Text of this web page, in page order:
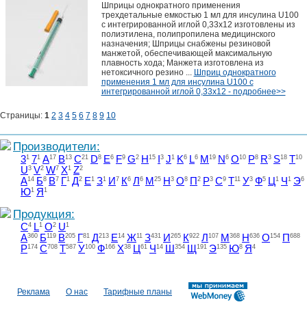
Шприцы однократного применения
трехдетальные емкостью 1 мл для инсулина U100
с интегрированной иглой 0,33х12 изготовлены из
полиэтилена, полипропилена медицинского
назначения; Шприцы снабжены резиновой
манжетой, обеспечивающей максимальную
плавность хода; Манжета изготовлена из
нетоксичного резино ... Шприц однократного
применения 1 мл для инсулина U100 с
интегрированной иглой 0,33х12 - подробнее>>
Страницы: 1 2 3 4 5 6 7 8 9 10
Производители:
31 71 A17 B13 C21 D8 E6 F9 G2 H 15 3 J1 K6 L6 M 19 N 6 O10 P8 R3 S18 T10
U3 V2 W7 X1 Z2
А14 Б8 В7 Г1 Д2 Е1 З1 И 7 К6 Л 6 М 25 Н 3 О8 П 2 Р3 С9 Т11 У3 Ф5 Ц 1 Ч 1 Э6
Ю1 Я 1
Продукция:
C4 L1 O2 U1
А360 Б119 В205 Г81 Д213 Е14 Ж11 З431 И 265 К922 Л 107 М 368 Н 636 О154 П 688
Р174 С708 Т587 У100 Ф166 Х38 Ц 61 Ч 14 Ш 354 Щ 191 Э135 Ю8 Я 4
Реклама О нас Тарифные планы